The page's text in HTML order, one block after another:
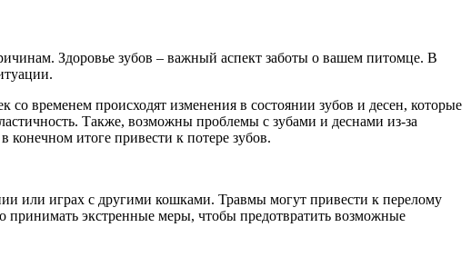
Здоровье зубов – важный аспект заботы о вашем питомце. В
временем происходят изменения в состоянии зубов и десен, которые
Также, возможны проблемы с зубами и деснами из-за
конечном итоге привести к потере зубов.
или играх с другими кошками. Травмы могут привести к перелому
экстренные меры, чтобы предотвратить возможные